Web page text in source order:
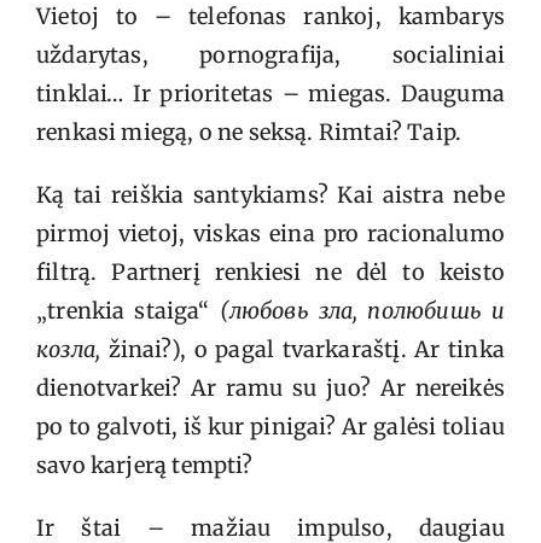
Vietoj to – telefonas rankoj, kambarys
uždarytas, pornografija, socialiniai
tinklai… Ir prioritetas – miegas. Dauguma
renkasi miegą, o ne seksą. Rimtai? Taip.
Ką tai reiškia santykiams? Kai aistra nebe
pirmoj vietoj, viskas eina pro racionalumo
filtrą. Partnerį renkiesi ne dėl to keisto
„trenkia staiga“ (любовь зла, полюбишь и
козла, žinai?), o pagal tvarkaraštį. Ar tinka
dienotvarkei? Ar ramu su juo? Ar nereikės
po to galvoti, iš kur pinigai? Ar galėsi toliau
savo karjerą tempti?
Ir štai – mažiau impulso, daugiau